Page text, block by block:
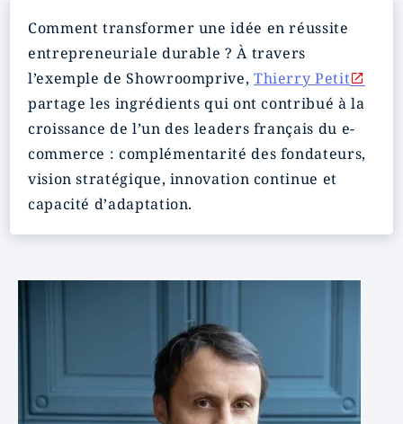
Comment transformer une idée en réussite
entrepreneuriale durable ? À travers
l’exemple de Showroomprive, Thierry Petit
partage les ingrédients qui ont contribué à la
croissance de l’un des leaders français du e-
commerce : complémentarité des fondateurs,
vision stratégique, innovation continue et
capacité d’adaptation.